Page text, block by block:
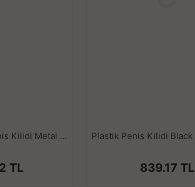
Paslanmaz Çelik Penis Kilidi Metal Esaret Kafesi Chastity Device Cock Cage Erkek Bekaret Cihazı
TL 839.17 TL